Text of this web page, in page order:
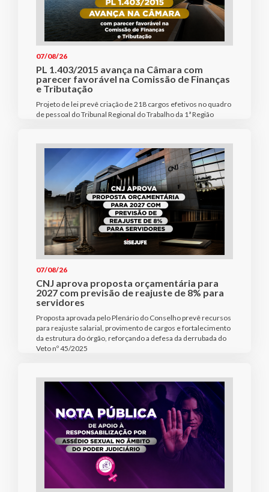
07/08/26
PL 1.403/2015 avança na Câmara com
parecer favorável na Comissão de Finanças
e Tributação
Projeto de lei prevê criação de 218 cargos efetivos no quadro
de pessoal do Tribunal Regional do Trabalho da 1ª Região
07/08/26
CNJ aprova proposta orçamentária para
2027 com previsão de reajuste de 8% para
servidores
Proposta aprovada pelo Plenário do Conselho prevê recursos
para reajuste salarial, provimento de cargos e fortalecimento
da estrutura do órgão, reforçando a defesa da derrubada do
Veto nº 45/2025